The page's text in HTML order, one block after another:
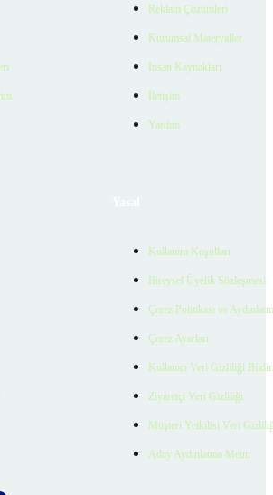
Reklam Çözümleri
Kurumsal Materyaller
İnsan Kaynakları
İletişim
Yardım
Kullanım Koşulları
Bireysel Üyelik Sözleşmesi
Çerez Politikası ve
Çerez Ayarları
Kullanıcı Veri Gizliliği
Ziyaretçi Veri Gizliliği
Müşteri Yetkilisi Veri
Aday Aydınlatma Metni